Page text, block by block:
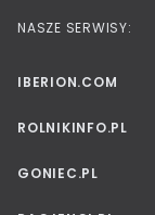
NASZE SERWISY:
IBERION.COM
ROLNIKINFO.PL
GONIEC.PL